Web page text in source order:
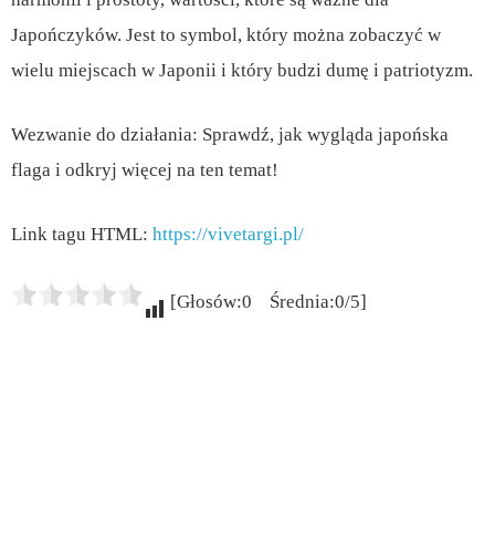
Japończyków. Jest to symbol, który można zobaczyć w
wielu miejscach w Japonii i który budzi dumę i patriotyzm.
Wezwanie do działania: Sprawdź, jak wygląda japońska
flaga i odkryj więcej na ten temat!
Link tagu HTML: https://vivetargi.pl/
[Głosów:0 Średnia:0/5]